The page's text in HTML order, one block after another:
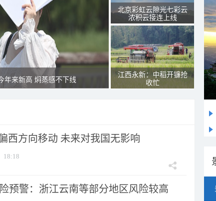
年来新高 焖蒸感不下线
北京彩虹云隙光七彩云
浓积云接连上线
江西永新：中稻开镰抢
收忙
西方向移动 未来对我国无影响
18:18
预警：浙江云南等部分地区风险较高